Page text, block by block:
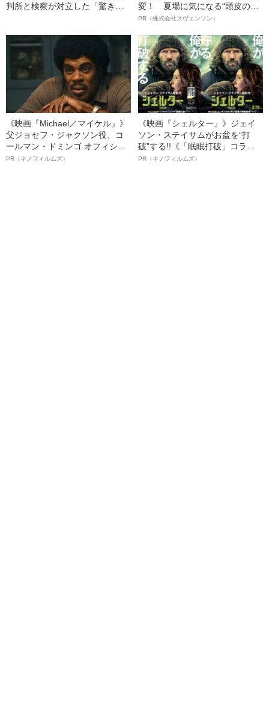
判所と検察が対立した「驚きの
変！ 夏場に気になる“頭皮のニ
オイ”や“ベタつき”を解消す
ト”が生み出した徹底ケアとは
PR（株式会社スヴェンソン）
《映画『Michael／マイケル』》
父ジョセフ・ジャクソン役、コ
ールマン・ドミンゴ オフィシャ
ルインタビュー“観客を魅了した
PR（キノフィルムズ）
《映画『シェルター』》ジェイ
ソン・ステイサムがお盆を“打
破”する!!《「眠眠打破」コラ
ボ》
PR（キノフィルムズ）